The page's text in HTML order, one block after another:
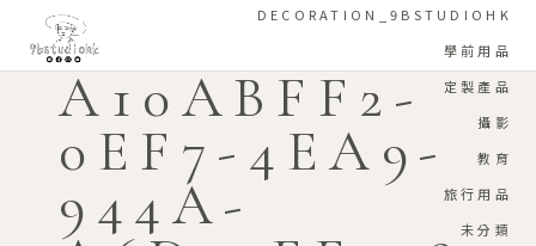
DECORATION_9BSTUDIOHK
學前用品
定製產品
攝影
教育
旅行用品
未分類
A10ABFF2-
0EF7-4EA9-
944A-